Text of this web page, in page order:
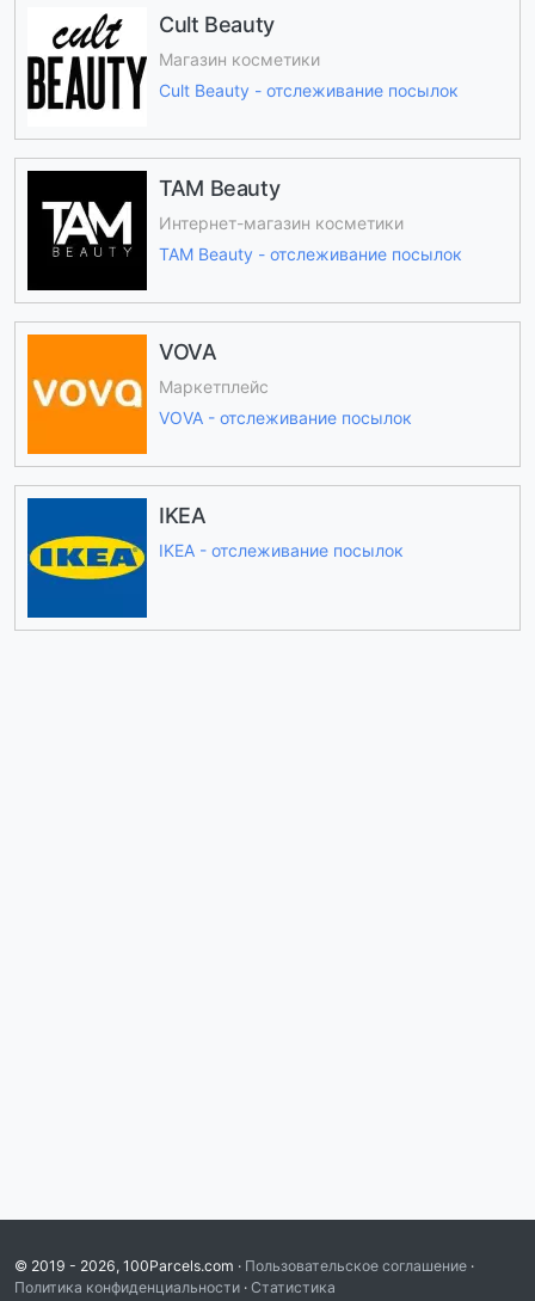
Cult Beauty
Магазин косметики
Cult Beauty - отслеживание посылок
TAM Beauty
Интернет-магазин косметики
TAM Beauty - отслеживание посылок
VOVA
Маркетплейс
VOVA - отслеживание посылок
IKEA
IKEA - отслеживание посылок
© 2019 - 2026, 100Parcels.com · Пользовательское соглашение ·
Политика конфиденциальности · Статистика